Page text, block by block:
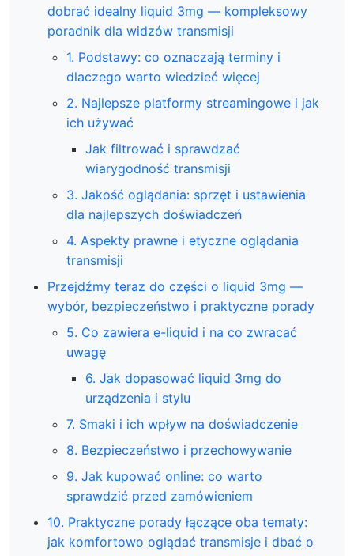
dobrać idealny liquid 3mg — kompleksowy
poradnik dla widzów transmisji
1. Podstawy: co oznaczają terminy i
dlaczego warto wiedzieć więcej
2. Najlepsze platformy streamingowe i jak
ich używać
Jak filtrować i sprawdzać
wiarygodność transmisji
3. Jakość oglądania: sprzęt i ustawienia
dla najlepszych doświadczeń
4. Aspekty prawne i etyczne oglądania
transmisji
Przejdźmy teraz do części o liquid 3mg —
wybór, bezpieczeństwo i praktyczne porady
5. Co zawiera e-liquid i na co zwracać
uwagę
6. Jak dopasować liquid 3mg do
urządzenia i stylu
7. Smaki i ich wpływ na doświadczenie
8. Bezpieczeństwo i przechowywanie
9. Jak kupować online: co warto
sprawdzić przed zamówieniem
10. Praktyczne porady łączące oba tematy:
jak komfortowo oglądać transmisje i dbać o